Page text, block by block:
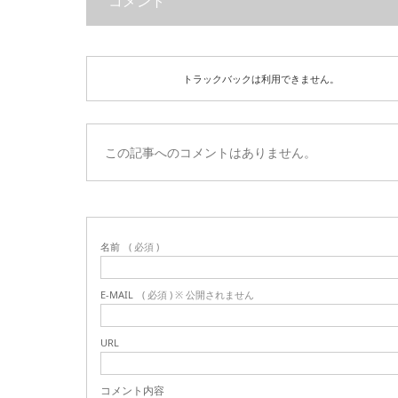
トラックバックは利用できません。
この記事へのコメントはありません。
名前 ( 必須 )
E-MAIL ( 必須 ) ※ 公開されません
URL
コメント内容